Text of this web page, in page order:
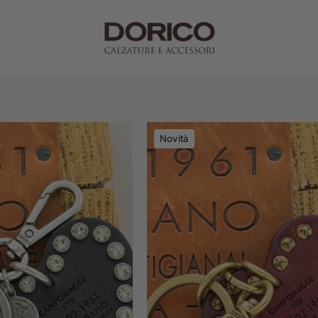
Campomaggi
portachiavi
CUORE
STRASS
FUME
Campomaggi
portachiavi
rosso
Novità